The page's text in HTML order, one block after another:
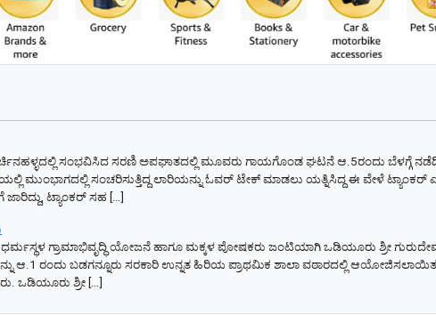
ಬರ್ಚಿನಹಳ್ಳದಲ್ಲಿ ಸಂಭವಿಸಿದ ಸರಣಿ ಅಪಘಾತದಲ್ಲಿ ಮೂವರು ಗಾಯಗೊಂಡ ಘಟನೆ ಆ.5ರಂದು ಬೆಳಗ್ಗೆ
ಮುಂಭಾಗದಲ್ಲಿ ಸಂಚರಿಸುತ್ತಿದ್ದ ಲಾರಿಯನ್ನು ಓವರ್ ಟೇಕ್ ಮಾಡಲು ಯತ್ನಿಸಿದ್ದ ಈ ವೇಳೆ
ಟ್ಯಾಂಕರ್ ಸಹ […]
ಗ್ರಾಮಾಭಿವೃದ್ಧಿ ಯೋಜನೆ ಹಾಗೂ ಮಕ್ಕಳ ಪೋಷಕರು ಜಂಟಿಯಾಗಿ ಒಡಿಯೂರು ಶ್ರೀ
ಆ.1 ರಂದು ಬಡಗನ್ನೂರು ಸರಕಾರಿ ಉನ್ನತ ಹಿರಿಯ ಪ್ರಾಥಮಿಕ ಶಾಲಾ ವಠಾರದಲ್ಲಿ
ಒಡಿಯೂರು ಶ್ರೀ […]